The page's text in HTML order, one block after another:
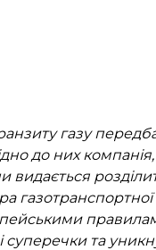
газу
до них
видається
та